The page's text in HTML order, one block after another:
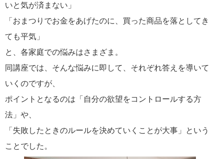
いと気が済まない」
「おまつりでお金をあげたのに、買った商品を落としてき
ても平気」
と、各家庭での悩みはさまざま。
同講座では、そんな悩みに即して、それぞれ答えを導いて
いくのですが、
ポイントとなるのは「自分の欲望をコントロールする方
法」や、
「失敗したときのルールを決めていくことが大事」という
ことでした。